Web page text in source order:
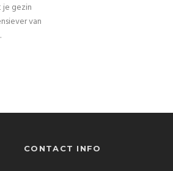
je gezin
van
CONTACT INFO